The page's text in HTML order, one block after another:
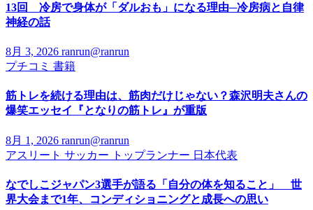
13回 冷房で身体が「ダルおも」になる理由─冷房病と自律
神経の話
8月 3, 2026 ranrun@ranrun
プチコミ 書籍
筋トレを続ける理由は、筋肉だけじゃない？森沢明夫さんの
爆笑エッセイ『となりの筋トレ』が重版
8月 1, 2026 ranrun@ranrun
アスリート サッカー トップランナー 日本代表
なでしこジャパン3選手が語る「自分の体を知ること」 世
界大会まで1年、コンディショニングと成長への思い